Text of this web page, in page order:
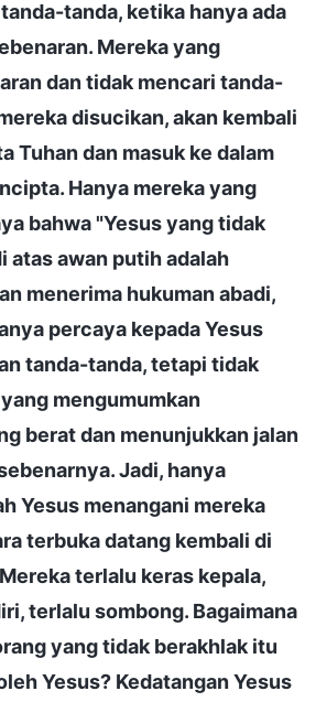
tanda, ketika hanya ada
Mereka yang
dan tidak mencari tanda-
disucikan, akan kembali
Tuhan dan masuk ke dalam
Hanya mereka yang
bahwa "Yesus yang tidak
atas awan putih adalah
menerima hukuman abadi,
percaya kepada Yesus
tanda-tanda, tetapi tidak
mengumumkan
berat dan menunjukkan jalan
Jadi, hanya
Yesus menangani mereka
terbuka datang kembali di
terlalu keras kepala,
terlalu sombong. Bagaimana
yang tidak berakhlak itu
Yesus? Kedatangan Yesus